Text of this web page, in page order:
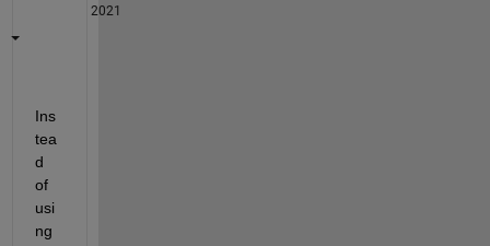
2021
Ins
tea
d
of
usi
ng